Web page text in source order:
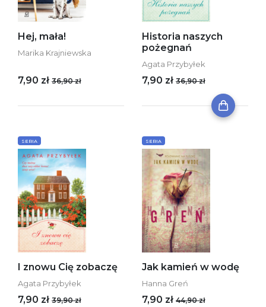
Hej, mała!
Marika Krajniewska
7,90 zł 36,90 zł
Historia naszych
pożegnań
Agata Przybyłek
7,90 zł 36,90 zł
SERIA
I znowu Cię zobaczę
Agata Przybyłek
7,90 zł 39,90 zł
SERIA
Jak kamień w wodę
Hanna Greń
7,90 zł 44,90 zł